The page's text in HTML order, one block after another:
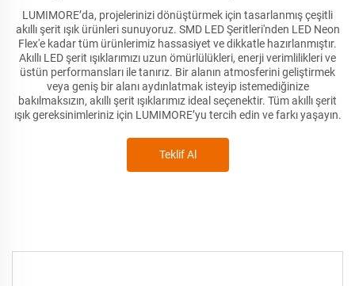
LUMIMORE’da, projelerinizi dönüştürmek için tasarlanmış çeşitli
akıllı şerit ışık ürünleri sunuyoruz. SMD LED Şeritleri'nden LED Neon
Flex'e kadar tüm ürünlerimiz hassasiyet ve dikkatle hazırlanmıştır.
Akıllı LED şerit ışıklarımızı uzun ömürlülükleri, enerji verimlilikleri ve
üstün performansları ile tanırız. Bir alanın atmosferini geliştirmek
veya geniş bir alanı aydınlatmak isteyip istemediğinize
bakılmaksızın, akıllı şerit ışıklarımız ideal seçenektir. Tüm akıllı şerit
ışık gereksinimleriniz için LUMIMORE’yu tercih edin ve farkı yaşayın.
Teklif Al